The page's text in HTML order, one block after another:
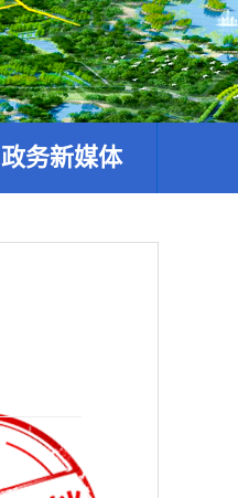
政务新媒体